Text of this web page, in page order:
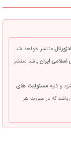
منتشر خواهد شد.
ایرانباشد منتشر
و کلیهمسئولیت های
که در صورت هر